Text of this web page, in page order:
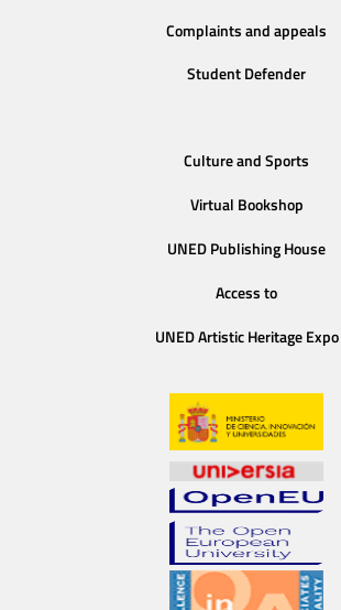
Complaints and appeals
Student Defender
Culture and Sports
Virtual Bookshop
UNED Publishing House
Access to
UNED Artistic Heritage Expo